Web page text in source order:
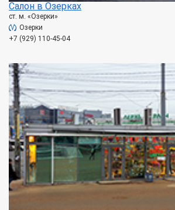
Салон в Озерках
ст. м. «Озерки»
Озерки
+7 (929) 110-45-04